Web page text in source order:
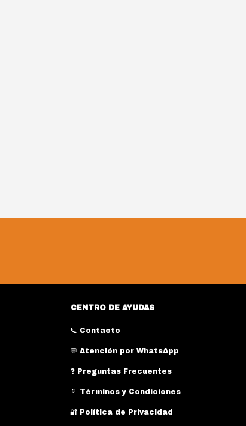
CENTRO DE AYUDAS
📞 Contacto
💬 Atención por WhatsApp
? Preguntas Frecuentes
📄 Términos y Condiciones
🔐 Política de Privacidad